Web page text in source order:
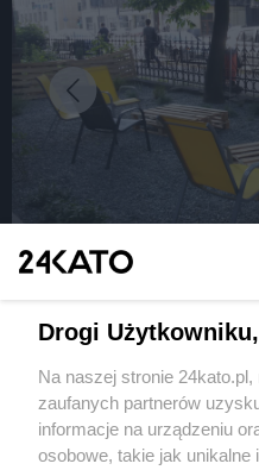
zamyka się. Będzie
5 / 6
Wydawca mediów lokalnych
Drogi Użytkowniku,
Na naszej stronie
zaufanych partnerów
informacje na urządzeniu
osobowe, takie jak unikalne